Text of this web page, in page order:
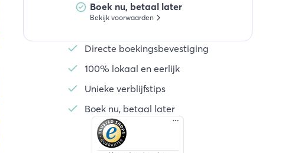
Boek nu, betaal later
Bekijk voorwaarden
Directe boekingsbevestiging
100% lokaal en eerlijk
Unieke verblijfstips
Boek nu, betaal later